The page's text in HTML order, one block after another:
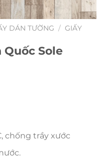
DÁN TƯỜNG / GIẤY
Sole
chống trầy xước